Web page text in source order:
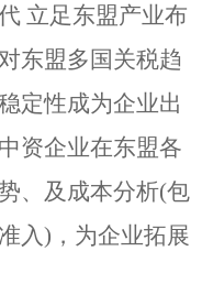
立足东盟产业布
东盟多国关税趋
定性成为企业出
资企业在东盟各
、及成本分析(包
入)，为企业拓展